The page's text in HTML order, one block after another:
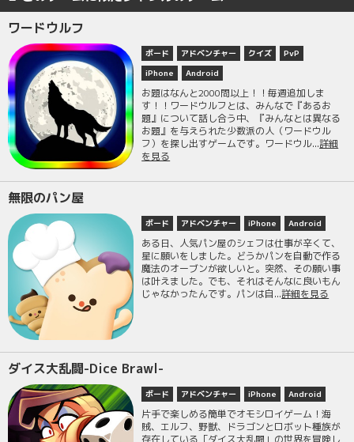
ワードウルフ
ボード アドベンチャー クイズ
PvP
iPhone
Android
お題はなんと2000問以上！！毎週追加しま
す！！ワードウルフとは、みんなで『あるお
題』について話し合う中、『みんなとは異なる
お題』を与えられた少数派の人（ワードウル
フ）を探し出すゲームです。ワードウル...詳細
を見る
無限のパン屋
ボード アドベンチャー iPhone Android
ある日、人気パン屋のシェフは仕事が辛くて、
星に願いをしました。どうかパンを自動で作る
魔法のオーブンが欲しいと。突然、その願い事
は叶えました。でも、それはそんなに良いもん
じゃなかったんです。パンは自...詳細を見る
ダイス大乱闘-Dice Brawl-
ボード アドベンチャー iPhone Android
片手で楽しめる簡単でオモシロイゲーム！海
賊、エルフ、野獣、ドラゴンとロボット種族が
存在している「ダイス大乱闘」の世界を冒険し